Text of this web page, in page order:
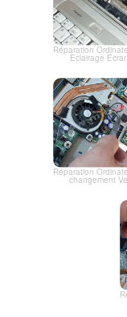
Réparation
Eclairage
Réparation
changement